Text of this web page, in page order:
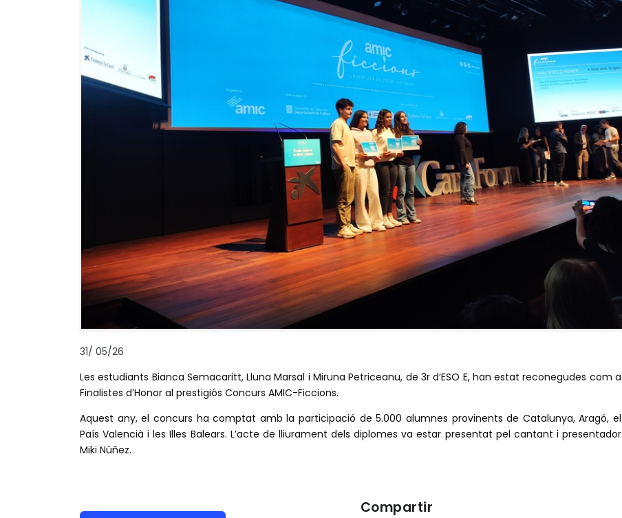
31/ 05/26
Les estudiants Bianca Semacaritt, Lluna Marsal i Miruna Petriceanu, de 3r d’ESO E, han estat reconegudes com a
Finalistes d’Honor al prestigiós Concurs AMIC-Ficcions.
Aquest any, el concurs ha comptat amb la participació de 5.000 alumnes provinents de Catalunya, Aragó, el
País Valencià i les Illes Balears. L’acte de lliurament dels diplomes va estar presentat pel cantant i presentador
Miki Núñez.
Compartir